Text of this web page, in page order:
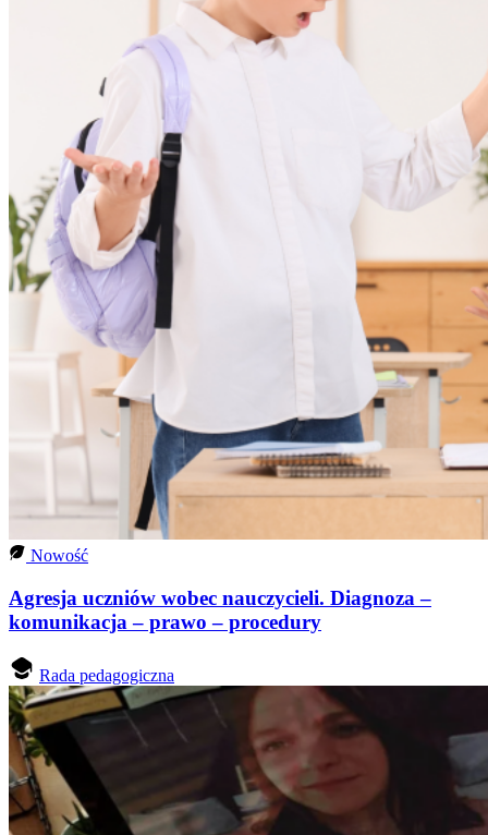
Nowość
Agresja uczniów wobec nauczycieli. Diagnoza –
komunikacja – prawo – procedury
Rada pedagogiczna